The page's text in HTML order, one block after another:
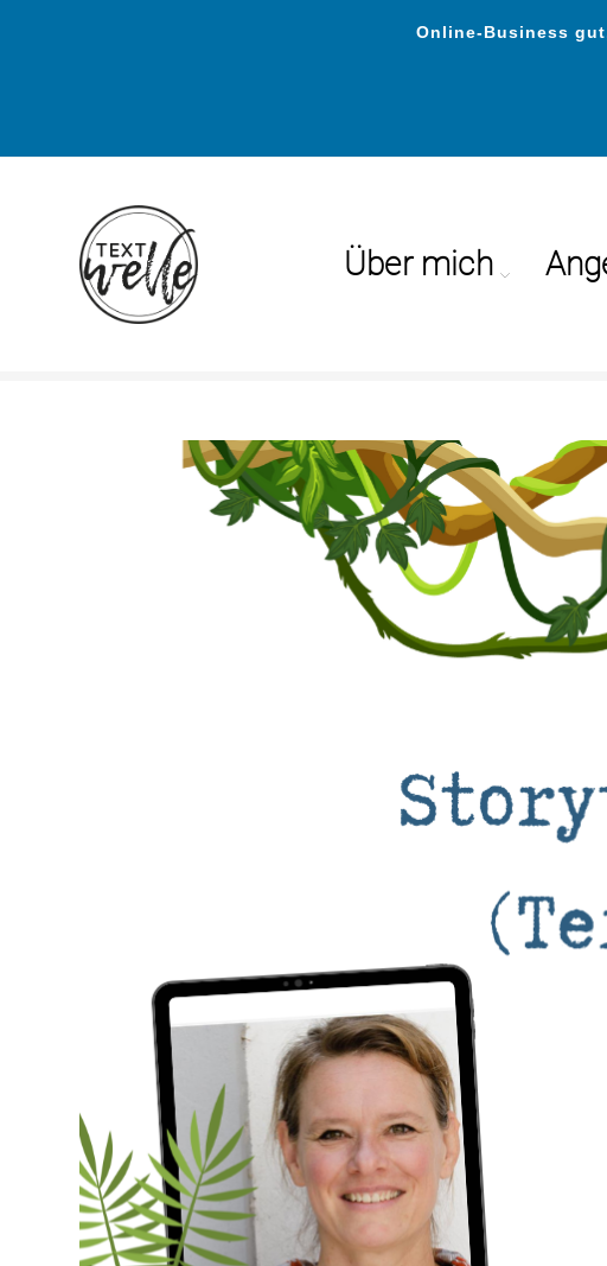
Online-Business
Über mich
Magazin